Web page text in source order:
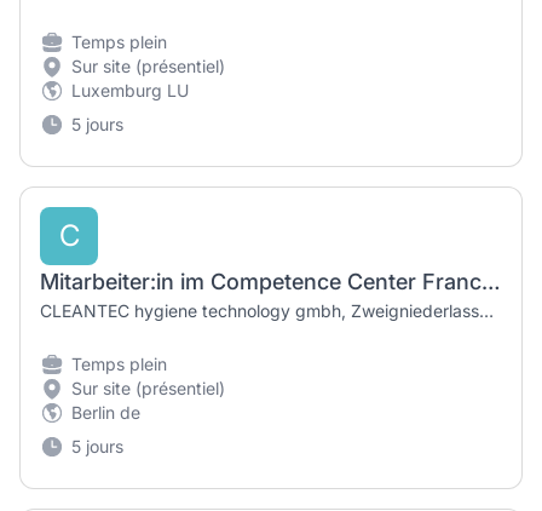
Temps plein
Sur site (présentiel)
Luxemburg LU
5 jours
C
Mitarbeiter:in im Competence Center France (Teilzeit/Werkstudentische Tätigkeit) (m/w/d)
CLEANTEC hygiene technology gmbh, Zweigniederlassung Deutschland
Temps plein
Sur site (présentiel)
Berlin de
5 jours